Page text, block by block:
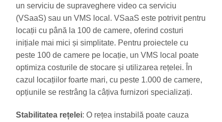
un serviciu de supraveghere video ca serviciu
(VSaaS) sau un VMS local. VSaaS este potrivit pentru
locații cu până la 100 de camere, oferind costuri
inițiale mai mici și simplitate. Pentru proiectele cu
peste 100 de camere pe locație, un VMS local poate
optimiza costurile de stocare și utilizarea rețelei. În
cazul locațiilor foarte mari, cu peste 1.000 de camere,
opțiunile se restrâng la câțiva furnizori specializați.
Stabilitatea rețelei: O rețea instabilă poate cauza